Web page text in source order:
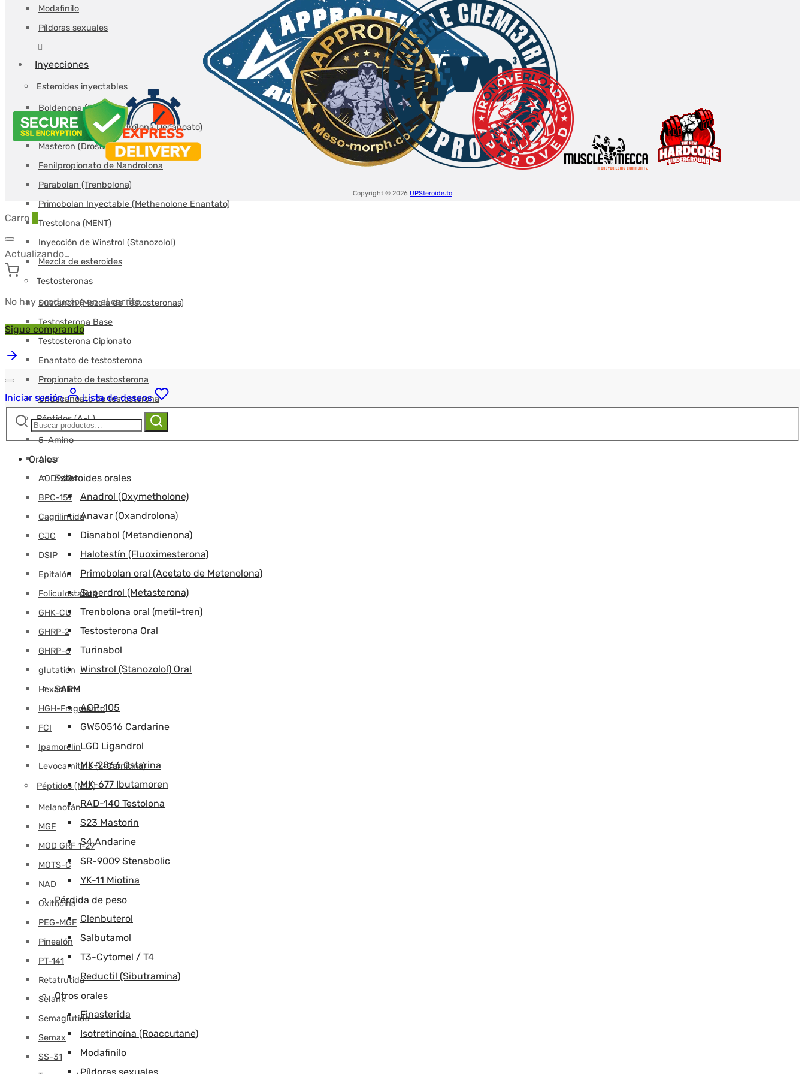
Modafinilo
Píldoras sexuales
Inyecciones
Esteroides inyectables
Boldenona (Equipoise)
Deca-Durabolin (Nandrolona Decanoato)
Masteron (Drostanolona)
Fenilpropionato de Nandrolona
Parabolan (Trenbolona)
Primobolan Inyectable (Methenolone Enantato)
Trestolona (MENT)
Inyección de Winstrol (Stanozolol)
Mezcla de esteroides
Testosteronas
Sustanon (Mezcla de Testosteronas)
Testosterona Base
Testosterona Cipionato
Enantato de testosterona
Propionato de testosterona
Undecanoato de testosterona
Péptidos (A-L)
5-Amino
Aicar
AOD9604
BPC-157
Cagrilintida
CJC
DSIP
Epitalón
Foliculostatina
GHK-CU
GHRP-2
GHRP-6
glutatión
Hexarelina
HGH-Fragmento
FCI
Ipamorelin
Levocarnitina (L-Carnitina)
Péptidos (M-Z)
Melanotán
MGF
MOD GRF 1-29
MOTS-C
NAD
Oxitocina
PEG-MGF
Pinealón
PT-141
Retatrutida
Selank
Semaglutida
Semax
SS-31
Copyright © 2026 UPSteroide.to
Carro
Actualizando…
No hay productos en el carrito.
Sigue comprando
Iniciar sesión
Lista de deseos
Buscar:
Buscar
Orales
Esteroides orales
Anadrol (Oxymetholone)
Anavar (Oxandrolona)
Dianabol (Metandienona)
Halotestín (Fluoximesterona)
Primobolan oral (Acetato de Metenolona)
Superdrol (Metasterona)
Trenbolona oral (metil-tren)
Testosterona Oral
Turinabol
Winstrol (Stanozolol) Oral
SARM
ACP-105
GW50516 Cardarine
LGD Ligandrol
MK-2866 Ostarina
MK-677 Ibutamoren
RAD-140 Testolona
S23 Mastorin
S4 Andarine
SR-9009 Stenabolic
YK-11 Miotina
Pérdida de peso
Clenbuterol
Salbutamol
T3-Cytomel / T4
Reductil (Sibutramina)
Otros orales
Finasterida
Isotretinoína (Roaccutane)
Modafinilo
Píldoras sexuales